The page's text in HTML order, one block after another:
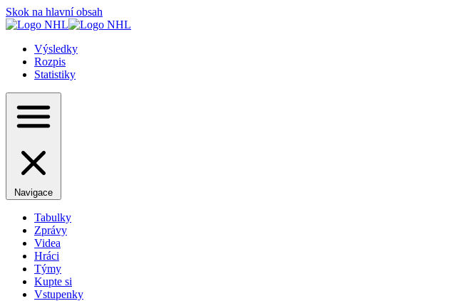
Skok na hlavní obsah
Výsledky
Rozpis
Statistiky
Navigace
Tabulky
Zprávy
Videa
Hráci
Týmy
Kupte si
Vstupenky